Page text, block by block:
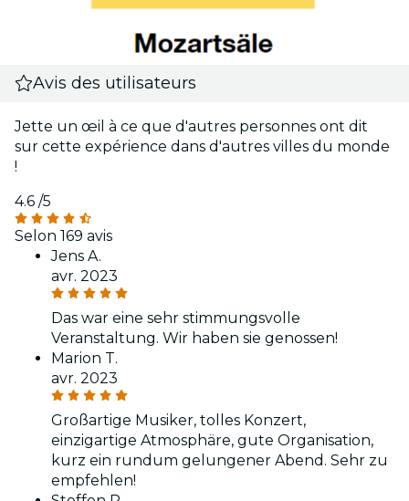
Avis des utilisateurs
Jette un œil à ce que d'autres personnes ont dit
sur cette expérience dans d'autres villes du monde
!
4.6 /5
Selon 169 avis
Jens A.
avr. 2023
Das war eine sehr stimmungsvolle
Veranstaltung. Wir haben sie genossen!
Marion T.
avr. 2023
Großartige Musiker, tolles Konzert,
einzigartige Atmosphäre, gute Organisation,
kurz ein rundum gelungener Abend. Sehr zu
empfehlen!